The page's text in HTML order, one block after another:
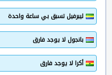
ليبرفيل تسبق بي ساعة واحدة
بانجول لا يوجد فارق
أكرا لا يوجد فارق